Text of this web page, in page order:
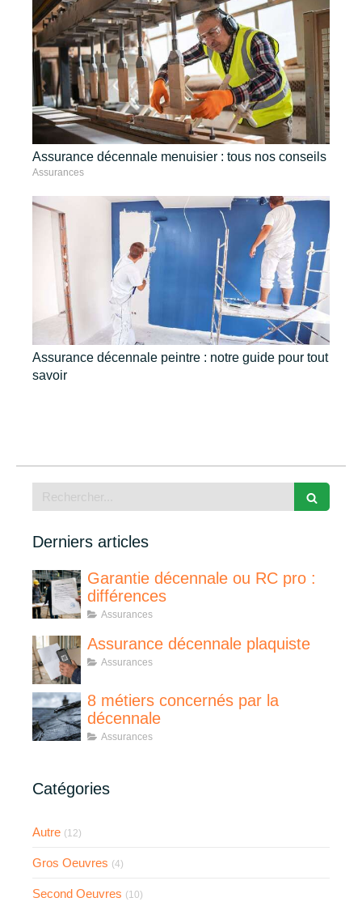
Assurance décennale menuisier : tous nos conseils
Assurances
Assurance décennale peintre : notre guide pour tout
savoir
Derniers articles
Garantie décennale ou RC pro :
différences
Assurances
Assurance décennale plaquiste
Assurances
8 métiers concernés par la
décennale
Assurances
Catégories
Autre (12)
Gros Oeuvres (4)
Second Oeuvres (10)